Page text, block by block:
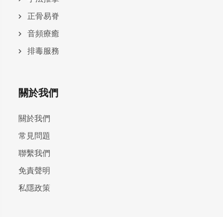
正骨易脊
⾳頻療癒
排毒服務
關於我們
關於我們
常見問題
聯繫我們
免責聲明
私隱政策